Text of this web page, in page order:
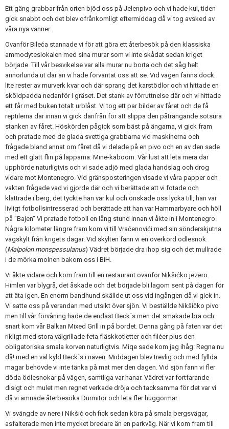
Ett gäng grabbar från orten bjöd oss på Jelenpivo och vi hade kul, tiden
gick snabbt och det blev ofrånkomligt eftermiddag då vi tog avsked av
våra nya vänner.
Ovanför Bileća stannade vi för att göra ett återbesök på den klassiska
ammodyteslokalen med sina murar som vi inte skådat sedan kriget
började. Till vår besvikelse var alla murar nu borta och det såg helt
annorlunda ut där än vi hade förväntat oss att se. Vid vägen fanns dock
lite rester av murverk kvar och där sprang det karstödlor och vi hittade en
sköldpadda nedanför i gräset. Det stank av förruttnelse där och vi hittade
ett får med buken totalt urblåst. Vi tog ett par bilder av fåret och de få
reptilerna där innan vi gick därifrån för att slippa den påträngande sötsura
stanken av fåret. Höskörden pågick som bäst på ängarna, vi gick fram
och pratade med de glada svettiga grabbarna vid maskinerna och
frågade bland annat om fåret då vi delade på en pivo och en av den sade
med ett glatt flin på läpparna: Mine-kaboom. Vår lust att leta mera där
upphörde naturligtvis och vi sade adjö med glada handslag och drog
vidare mot Montenegro. Vid gränsposteringen visade vi våra papper och
vakten frågade vad vi gjorde där och vi berättade att vi fotade och
klättrade i berg, det tyckte han var kul och önskade oss lycka till, han var
livligt fotbollsintresserad och berättade att han var Hammarbyare och höll
på "Bajen" Vi pratade fotboll en lång stund innan vi åkte in i Montenegro.
Några kilometer längre fram kom vi till Vraćenovići med sin sönderskjutna
vägskylt från krigets dagar. Vid skylten fann vi en överkörd ödlesnok
(Malpolon monspessulanus) Vädret började dra ihop sig och det mullrade
i de mörka molnen bakom oss i BiH.
Vi åkte vidare och kom fram till en restaurant ovanför Nikšićko jezero.
Himlen var blygrå, det åskade och det började bli lagom sent på dagen för
att äta igen. En enorm bandhund skällde ut oss vid ingången då vi gick in.
Vi satte oss på verandan med utsikt över sjön. Vi beställde Nikšičko pivo
men till vår förvåning hade de endast Beck´s men det smakade bra och
snart kom vår Balkan Mixed Grill in på bordet. Denna gång på faten var det
rikligt med stora välgrillade feta fläskkotletter och filéer plus den
obligatoriska smala korven naturligtvis. Miqe sade kom jag ihåg: Regna nu
då! med en väl kyld Beck´s i näven. Middagen blev trevlig och med fyllda
magar behövde vi inte tänka på mat mer den dagen. Vid sjön fann vi fler
döda ödlesnokar på vägen, samtliga var hanar. Vädret var fortfarande
disigt och mulet men regnet verkade dröja och tacksamma för det var vi
då vi ämnade återbesöka Durmitor och leta fler huggormar.
Vi svängde av nere i Nikšić och fick sedan köra på smala bergsvägar,
asfalterade men inte mycket bredare än en parkväg. När vi kom fram till